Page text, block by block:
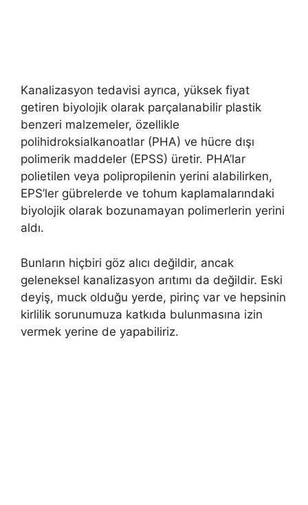
Kanalizasyon tedavisi ayrıca, yüksek fiyat
getiren biyolojik olarak parçalanabilir plastik
benzeri malzemeler, özellikle
polihidroksialkanoatlar (PHA) ve hücre dışı
polimerik maddeler (EPSS) üretir. PHA’lar
polietilen veya polipropilenin yerini alabilirken,
EPS’ler gübrelerde ve tohum kaplamalarındaki
biyolojik olarak bozunamayan polimerlerin yerini
aldı.
Bunların hiçbiri göz alıcı değildir, ancak
geleneksel kanalizasyon arıtımı da değildir. Eski
deyiş, muck olduğu yerde, pirinç var ve hepsinin
kirlilik sorunumuza katkıda bulunmasına izin
vermek yerine de yapabiliriz.